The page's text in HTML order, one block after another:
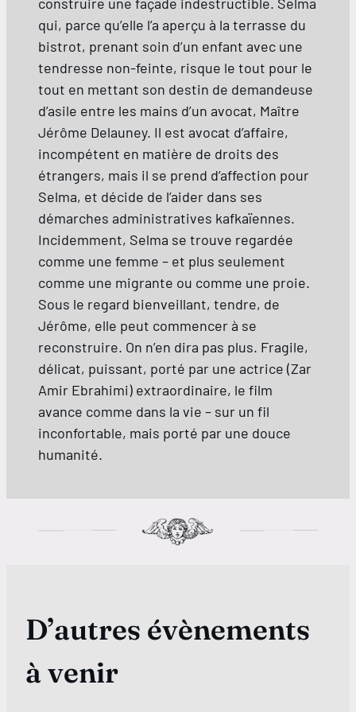
construire une façade indestructible. Selma
qui, parce qu’elle l’a aperçu à la terrasse du
bistrot, prenant soin d’un enfant avec une
tendresse non-feinte, risque le tout pour le
tout en mettant son destin de demandeuse
d’asile entre les mains d’un avocat, Maître
Jérôme Delauney. Il est avocat d’affaire,
incompétent en matière de droits des
étrangers, mais il se prend d’affection pour
Selma, et décide de l’aider dans ses
démarches administratives kafkaïennes.
Incidemment, Selma se trouve regardée
comme une femme – et plus seulement
comme une migrante ou comme une proie.
Sous le regard bienveillant, tendre, de
Jérôme, elle peut commencer à se
reconstruire. On n’en dira pas plus. Fragile,
délicat, puissant, porté par une actrice (Zar
Amir Ebrahimi) extraordinaire, le film
avance comme dans la vie – sur un fil
inconfortable, mais porté par une douce
humanité.
D’autres évènements
à venir